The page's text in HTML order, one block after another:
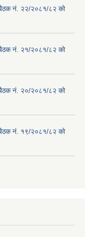
बैठक नं. २२/२०८१/८२ को
बैठक नं. २१/२०८१/८२ को
बैठक नं. २०/२०८१/८२ को
बैठक नं. १९/२०८१/८२ को